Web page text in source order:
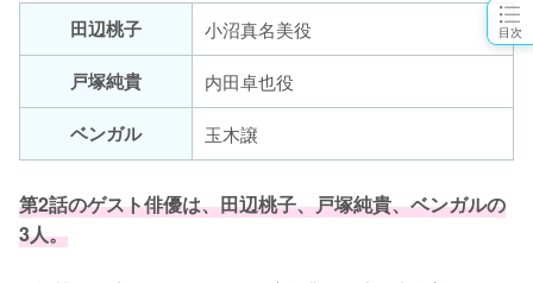
目次
田辺桃子
小沼真名美役
戸塚純貴
内田卓也役
ベンガル
玉木譲
第2話のゲスト俳優は、田辺桃子、戸塚純貴、ベンガルの
3人。